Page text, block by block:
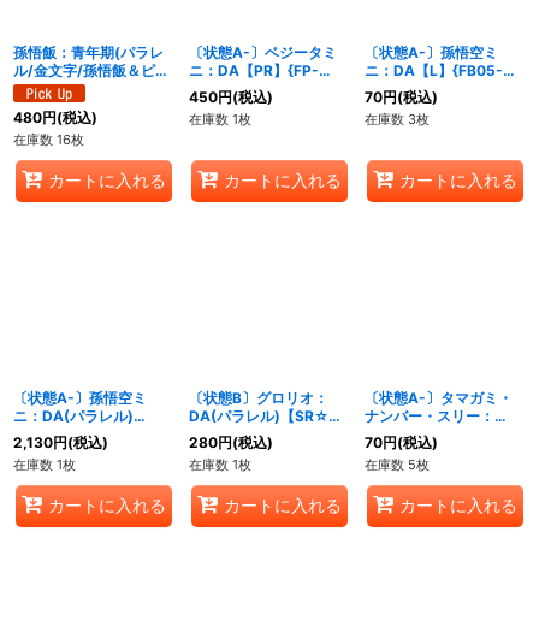
孫悟飯：青年期(パラレ
ル/金文字/孫悟飯＆ピッ
コロ)【SR☆】{FB02-
018}
480円(税込)
在庫数 16枚
カートに入れる
〔状態A-〕ベジータミ
ニ：DA【PR】{FP-
029}
450円(税込)
在庫数 1枚
カートに入れる
〔状態A-〕孫悟空ミ
ニ：DA【L】{FB05-
001}
70円(税込)
在庫数 3枚
カートに入れる
〔状態A-〕孫悟空ミ
ニ：DA(パラレル)
【L☆】{FB05-001}
2,130円(税込)
在庫数 1枚
カートに入れる
〔状態B〕グロリオ：
DA(パラレル)【SR☆】
{FB05-006}
280円(税込)
在庫数 1枚
カートに入れる
〔状態A-〕タマガミ・
ナンバー・スリー：
DA【SR】{FB05-009}
70円(税込)
在庫数 5枚
カートに入れる